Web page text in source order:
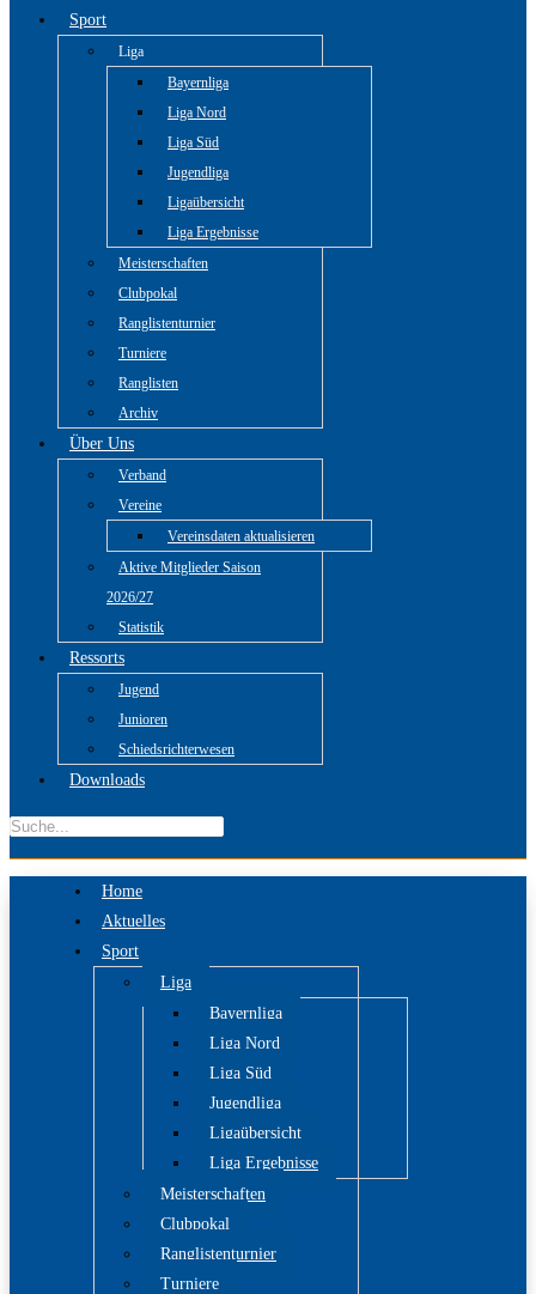
Sport
Liga
Bayernliga
Liga Nord
Liga Süd
Jugendliga
Ligaübersicht
Liga Ergebnisse
Meisterschaften
Clubpokal
Ranglistenturnier
Turniere
Ranglisten
Archiv
Über Uns
Verband
Vereine
Vereinsdaten aktualisieren
Aktive Mitglieder Saison
2026/27
Statistik
Ressorts
Jugend
Junioren
Schiedsrichterwesen
Downloads
Home
Aktuelles
Sport
Liga
Bayernliga
Liga Nord
Liga Süd
Jugendliga
Ligaübersicht
Liga Ergebnisse
Meisterschaften
Clubpokal
Ranglistenturnier
Turniere